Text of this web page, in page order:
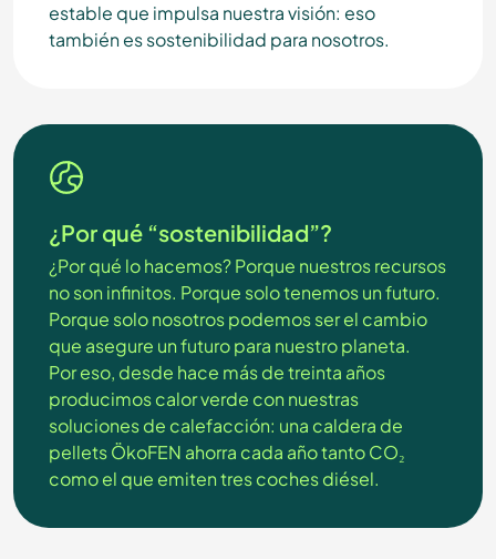
estable que impulsa nuestra visión: eso
también es sostenibilidad para nosotros.
¿Por qué “sostenibilidad”?
¿Por qué lo hacemos? Porque nuestros recursos
no son infinitos. Porque solo tenemos un futuro.
Porque solo nosotros podemos ser el cambio
que asegure un futuro para nuestro planeta.
Por eso, desde hace más de treinta años
producimos calor verde con nuestras
soluciones de calefacción: una caldera de
pellets ÖkoFEN ahorra cada año tanto CO₂
como el que emiten tres coches diésel.